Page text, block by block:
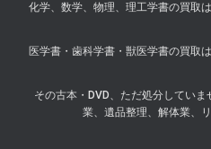
化学、数学、物理、理工学書の買取
医学書・歯科学書・獣医学書の買取
その古本・DVD、ただ処分してい
業、遺品整理、解体業、